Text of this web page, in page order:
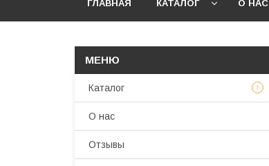
ГЛАВНАЯ КАТАЛОГ О НАС
Каталог
О нас
Отзывы